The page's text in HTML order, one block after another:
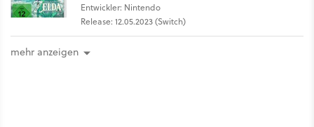
Entwickler: Nintendo
Release: 12.05.2023 (Switch)
mehr anzeigen